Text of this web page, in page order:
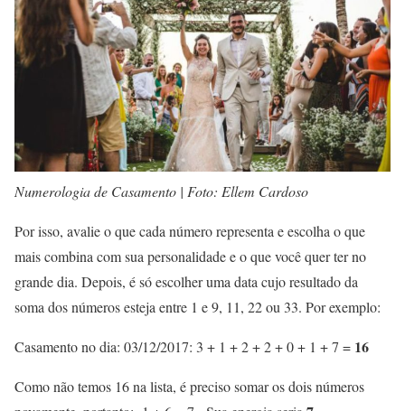
Numerologia de Casamento | Foto: Ellem Cardoso
Por isso, avalie o que cada número representa e escolha o que
mais combina com sua personalidade e o que você quer ter no
grande dia. Depois, é só escolher uma data cujo resultado da
soma dos números esteja entre 1 e 9, 11, 22 ou 33. Por exemplo:
Casamento no dia: 03/12/2017: 3 + 1 + 2 + 2 + 0 + 1 + 7 = 16
Como não temos 16 na lista, é preciso somar os dois números